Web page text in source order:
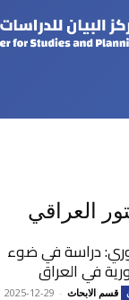
العراقي
دراسة في ضوء
في العراق
قسم الابحاث -
2025-12-29